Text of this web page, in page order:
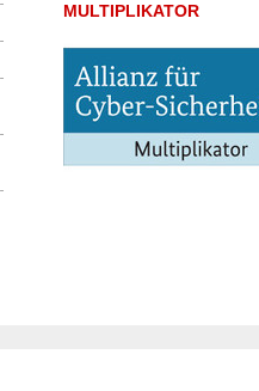
MULTIPLIKATOR